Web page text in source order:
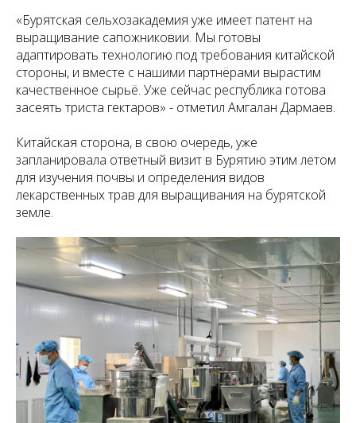
«Бурятская сельхозакадемия уже имеет патент на
выращивание сапожниковии. Мы готовы
адаптировать технологию под требования китайской
стороны, и вместе с нашими партнёрами вырастим
качественное сырьё. Уже сейчас республика готова
засеять триста гектаров» - отметил Амгалан Дармаев.
Китайская сторона, в свою очередь, уже
запланировала ответный визит в Бурятию этим летом
для изучения почвы и определения видов
лекарственных трав для выращивания на бурятской
земле.